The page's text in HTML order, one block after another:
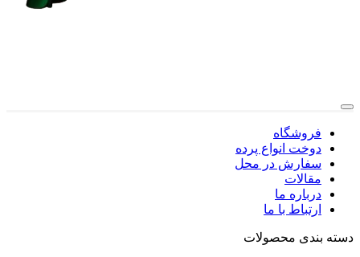
فروشگاه
دوخت انواع پرده
سفارش در محل
مقالات
درباره ما
ارتباط با ما
دسته بندی محصولات